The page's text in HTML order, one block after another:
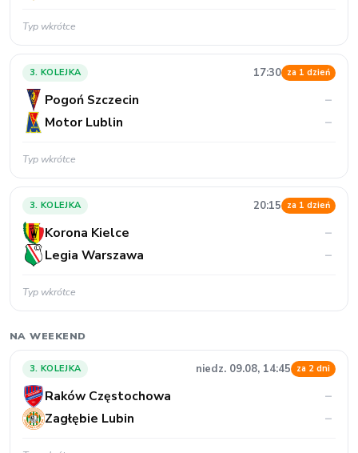
Typ wkrótce
3. KOLEJKA 17:30 za 1 dzień
Pogoń Szczecin
–
Motor Lublin
–
Typ wkrótce
3. KOLEJKA 20:15 za 1 dzień
Korona Kielce
–
Legia Warszawa
–
Typ wkrótce
NA WEEKEND
3. KOLEJKA niedz. 09.08, 14:45 za 2 dni
Raków Częstochowa
–
Zagłębie Lubin
–